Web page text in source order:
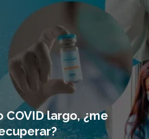
COVID largo, ¿me